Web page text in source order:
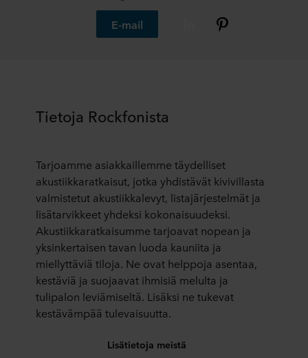
E-mail
Tietoja Rockfonista
Tarjoamme asiakkaillemme täydelliset
akustiikkaratkaisut, jotka yhdistävät kivivillasta
valmistetut akustiikkalevyt, listajärjestelmät ja
lisätarvikkeet yhdeksi kokonaisuudeksi.
Akustiikkaratkaisumme tarjoavat nopean ja
yksinkertaisen tavan luoda kauniita ja
miellyttäviä tiloja. Ne ovat helppoja asentaa,
kestäviä ja suojaavat ihmisiä melulta ja
tulipalon leviämiseltä. Lisäksi ne tukevat
kestävämpää tulevaisuutta.
Lisätietoja meistä